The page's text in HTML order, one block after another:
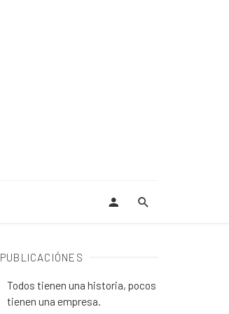
PUBLICACIÓNES
Todos tienen una historia, pocos
tienen una empresa.